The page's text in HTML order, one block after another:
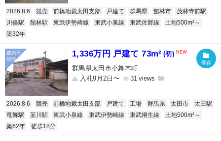
2026.8.6 競売 前橋地裁太田支部 戸建て 群馬県 館林市
茂林寺前駅
川俣駅
館林駅 東武伊勢崎線 東武小泉線 東武佐野線
土地500m²～
築32年
1,336万円 戸建て 73m² (初)
群馬県太田市小舞木町
入札9月2日〜
31
2026.8.6 競売 前橋地裁太田支部 戸建て 工場 群馬県 太田市
太田駅
竜舞駅
韮川駅 東武小泉線 東武伊勢崎線 東武桐生線
土地500m²～
築62年
徒歩18分